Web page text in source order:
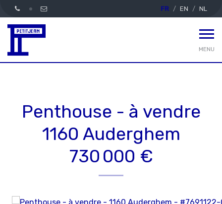
FR EN NL
MENU
Penthouse - à vendre
1160 Auderghem
730 000 €